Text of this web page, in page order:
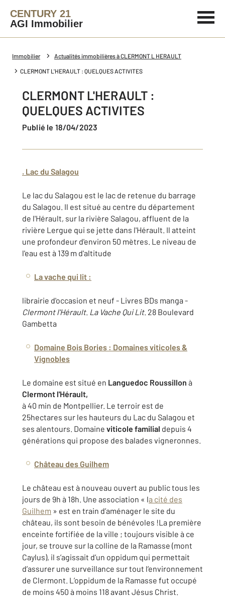
CENTURY 21
AGI Immobilier
Immobilier Actualités immobilières à CLERMONT L HERAULT
CLERMONT L'HERAULT : QUELQUES ACTIVITES
CLERMONT L'HERAULT :
QUELQUES ACTIVITES
Publié le 18/04/2023
. Lac du Salagou
Le lac du Salagou est le lac de retenue du barrage
du Salagou. Il est situé au centre du département
de l'Hérault, sur la rivière Salagou, affluent de la
rivière Lergue qui se jette dans l'Hérault. Il atteint
une profondeur d'environ 50 mètres. Le niveau de
l'eau est à 139 m d'altitude
La vache qui lit :
librairie d'occasion et neuf - Livres BDs manga -
Clermont l'Hérault. La Vache Qui Lit. 28 Boulevard
Gambetta
Domaine Bois Bories : Domaines viticoles &
Vignobles
Le domaine est situé en Languedoc Roussillon à
Clermont l'Hérault,
à 40 min de Montpellier. Le terroir est de
25hectares sur les hauteurs du Lac du Salagou et
ses alentours. Domaine viticole familial depuis 4
générations qui propose des balades vigneronnes.
Château des Guilhem
Le château est à nouveau ouvert au public tous les
jours de 9h à 18h. Une association « la cité des
Guilhem » est en train d’aménager le site du
château, ils sont besoin de bénévoles !La première
enceinte fortifiée de la ville ; toujours visible à ce
jour, se trouve sur la colline de la Ramasse (mont
Caylus), il s’agissait d’un oppidum qui permettait
d’assurer une surveillance sur tout l’environnement
de Clermont. L’oppidum de la Ramasse fut occupé
de moins 450 à moins 118 avant Jésus Christ.